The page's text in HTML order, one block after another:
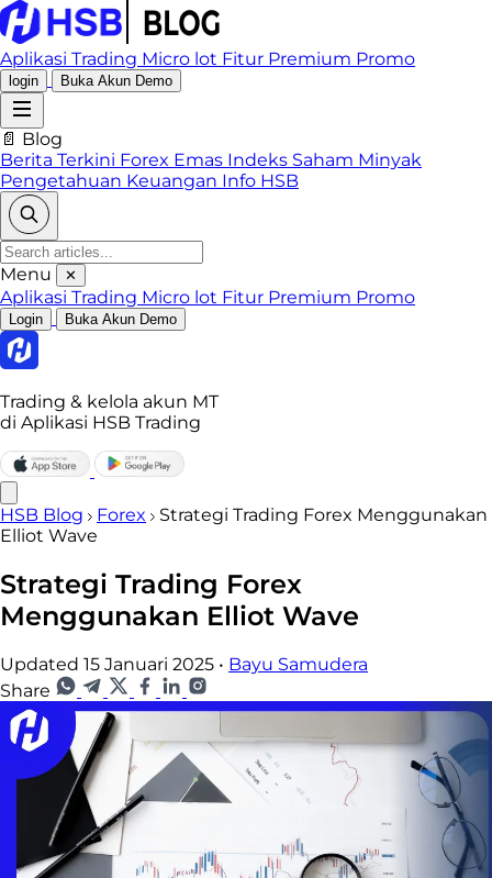
Aplikasi Trading Micro lot Fitur Premium Promo
login Buka Akun Demo
📄 Blog
Berita Terkini Forex Emas Indeks Saham Minyak
Pengetahuan Keuangan Info HSB
Menu ✕
Aplikasi Trading Micro lot Fitur Premium Promo
Login Buka Akun Demo
Trading & kelola akun MT
di Aplikasi HSB Trading
HSB Blog Forex
Strategi Trading Forex Menggunakan
Elliot Wave
Strategi Trading Forex
Menggunakan Elliot Wave
Updated 15 Januari 2025 • Bayu Samudera
Share